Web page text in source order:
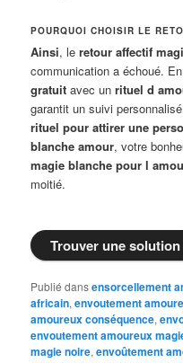
POURQUOI CHOISIR LE
Ainsi, leretour affectif
communication a échoué.
gratuit avec unrituel d
garantit un suivi
rituel pour attirer une
blanche amour, votre
magie blanche pour l
moitié.
Trouver une solution
Publié dansensorcellement
africain,envoutement
amoureux conséquence,
envoutement amoureux
magie noire,envoûtement